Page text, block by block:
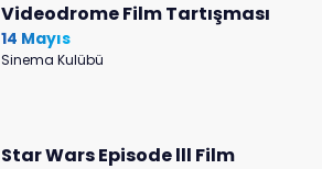
Videodrome Film Tartışması
14 Mayıs
Sinema Kulübü
Star Wars Episode lll Film